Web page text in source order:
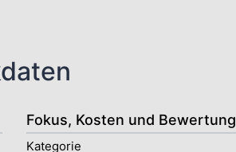
Fokus, Kosten und Bewertung
Kategorie